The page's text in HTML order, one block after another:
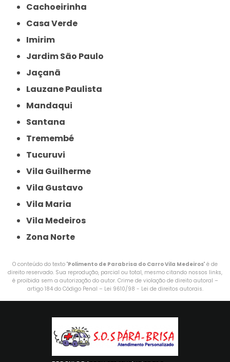
Cachoeirinha
Casa Verde
Imirim
Jardim São Paulo
Jaçanã
Lauzane Paulista
Mandaqui
Santana
Tremembé
Tucuruvi
Vila Guilherme
Vila Gustavo
Vila Maria
Vila Medeiros
Zona Norte
O conteúdo do texto "Polimento de Parabrisa do Carro Vila Medeiros" é de
direito reservado. Sua reprodução, parcial ou total, mesmo citando nossos links,
é proibida sem a autorização do autor. Crime de violação de direito autoral –
artigo 184 do Código Penal – Lei 9610/98 - Lei de direitos autorais.